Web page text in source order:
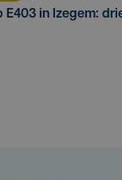
E403 in Izegem: